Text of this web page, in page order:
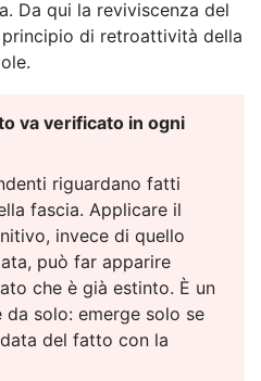
Da qui la reviviscenza del
di retroattività della
va verificato in ogni
riguardano fatti
fascia. Applicare il
invece di quello
può far apparire
che è già estinto. È un
solo: emerge solo se
del fatto con la